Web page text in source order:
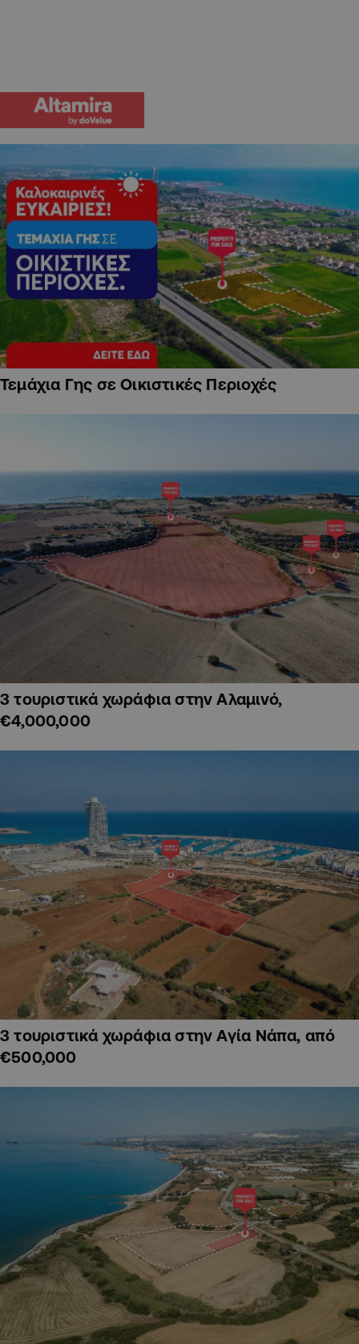
Τεμάχια Γης σε Οικιστικές Περιοχές
3 τουριστικά χωράφια στην Αλαμινό,
€4,000,000
3 τουριστικά χωράφια στην Αγία Νάπα, από
€500,000